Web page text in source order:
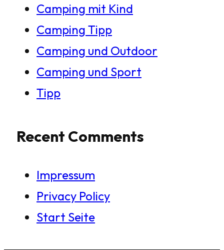
Camping mit Kind
Camping Tipp
Camping und Outdoor
Camping und Sport
Tipp
Recent Comments
Impressum
Privacy Policy
Start Seite